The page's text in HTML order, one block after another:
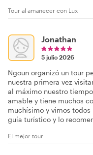
Tour al amanecer con Lux
Jonathan
5 julio 2026
Ngoun organizó un tour
nuestra primera vez
al máximo nuestro
amable y tiene muchos
muchísimo y vimos
guía turístico y lo
El mejor tour